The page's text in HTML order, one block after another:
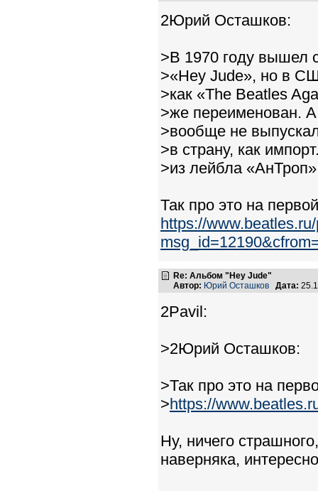
2Юрий Осташков:
>В 1970 году вышел
>«Hey Jude», но в
>как «The Beatles
>же переименован.
>вообще не
>в страну, как
>из лейбла
Так про это на
https://
Re: Альбом "Hey Jude"
Автор: Юрий Осташков Дата:
2Pavil:
>2Юрий Осташков:
>Так про это на
>https://
Ну, ничего
наверняка,